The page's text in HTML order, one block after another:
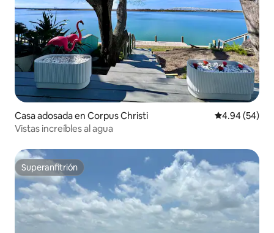
Casa adosada en Corpus Christi Calificación
4.94 (54)
Vistas increíbles al agua
Superanfitrión
Superanfitrión